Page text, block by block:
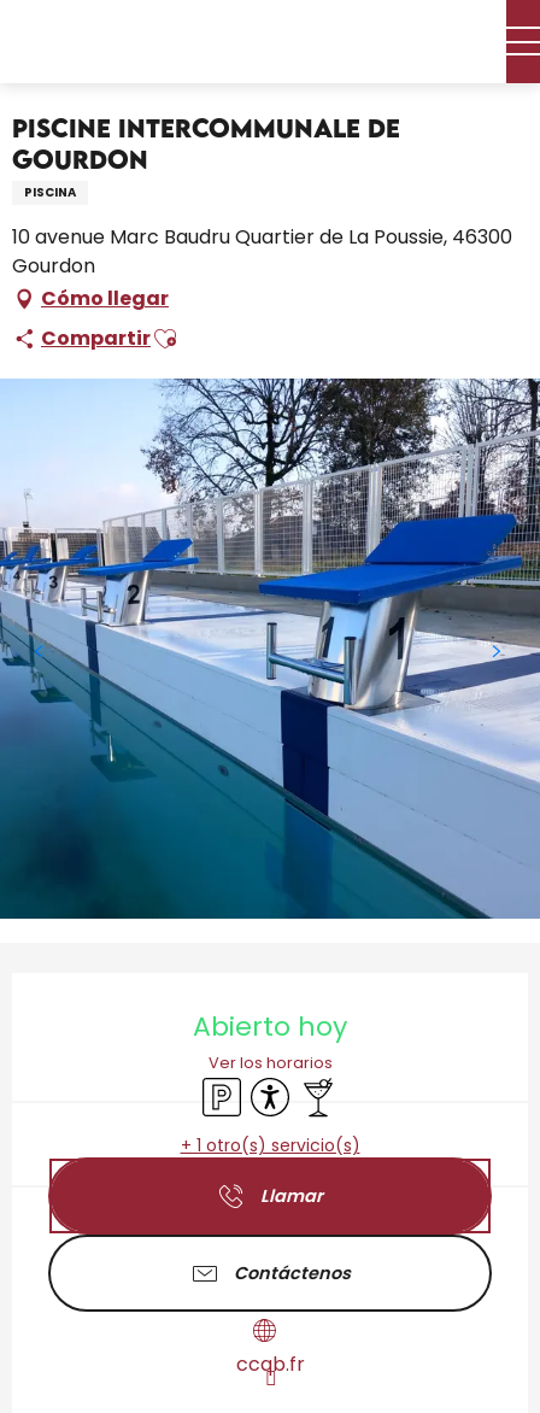
Piscine Intercommunale de
Gourdon
PISCINA
10 avenue Marc Baudru Quartier de La Poussie, 46300
Gourdon
Cómo llegar
CompartirAjouter aux favoris
Abierto hoy
Ver los horarios
Aparcamiento
AccesibilidadBar / Refrigerio
+ 1 otro(s) servicio(s)
Llamar
Contáctenos
ccqb.fr